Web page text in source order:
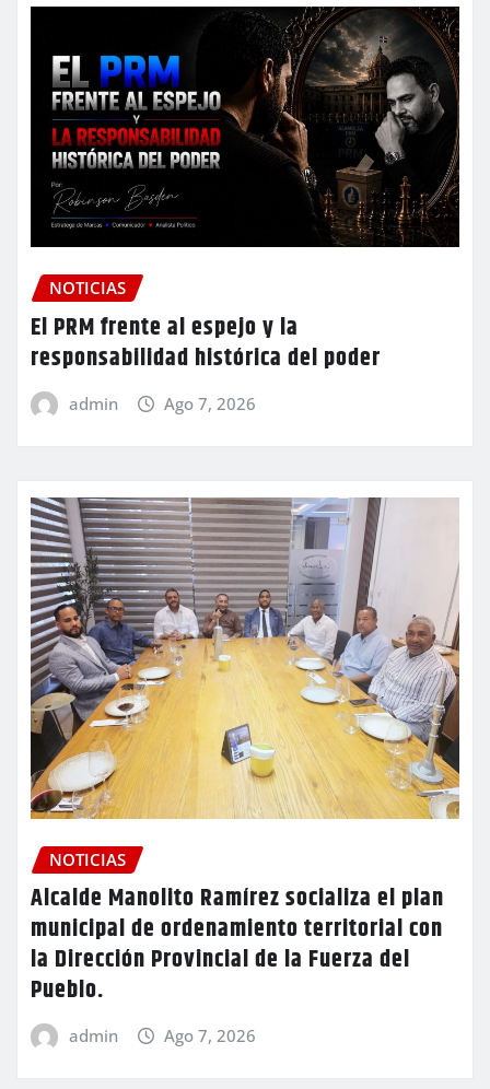
NOTICIAS
El PRM frente al espejo y la
responsabilidad histórica del poder
admin Ago 7, 2026
NOTICIAS
Alcalde Manolito Ramírez socializa el plan
municipal de ordenamiento territorial con
la Dirección Provincial de la Fuerza del
Pueblo.
admin Ago 7, 2026